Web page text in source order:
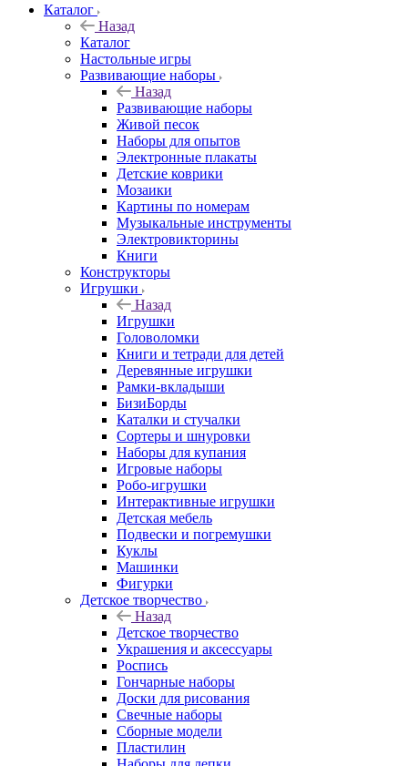
Каталог
Назад
Каталог
Настольные игры
Развивающие наборы
Назад
Развивающие наборы
Живой песок
Наборы для опытов
Электронные плакаты
Детские коврики
Мозаики
Картины по номерам
Музыкальные инструменты
Электровикторины
Книги
Конструкторы
Игрушки
Назад
Игрушки
Головоломки
Книги и тетради для детей
Деревянные игрушки
Рамки-вкладыши
БизиБорды
Каталки и стучалки
Сортеры и шнуровки
Наборы для купания
Игровые наборы
Робо-игрушки
Интерактивные игрушки
Детская мебель
Подвески и погремушки
Куклы
Машинки
Фигурки
Детское творчество
Назад
Детское творчество
Украшения и аксессуары
Роспись
Гончарные наборы
Доски для рисования
Свечные наборы
Сборные модели
Пластилин